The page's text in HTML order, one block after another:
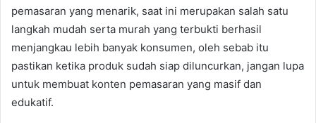
pemasaran yang menarik, saat ini merupakan salah satu
langkah mudah serta murah yang terbukti berhasil
menjangkau lebih banyak konsumen, oleh sebab itu
pastikan ketika produk sudah siap diluncurkan, jangan lupa
untuk membuat konten pemasaran yang masif dan
edukatif.